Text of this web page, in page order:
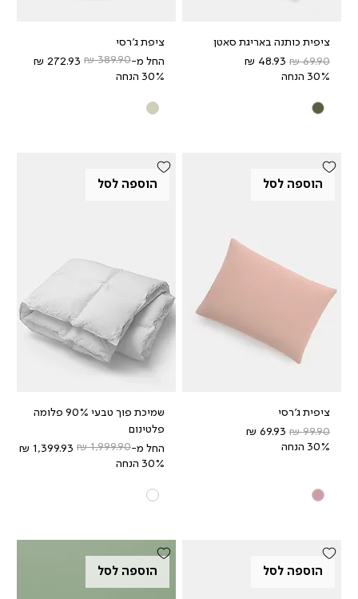
ציפית כותנה באריגת סאטן
מחיר רגיל מחיר מבצע
30% הנחה
ציפת ג'רסי
החל מ-
מחיר רגיל
מחיר מבצע
30% הנחה
הוספה לסל
ציפית ג'רסי
מחיר רגיל מחיר מבצע
30% הנחה
הוספה לסל
שמיכת פוך טבעי 90% פלומה
פלטינום
החל מ-
מחיר רגיל
מחיר מבצע
30% הנחה
הוספה לסל הוספה לסל